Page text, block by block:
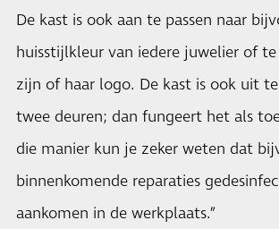
De kast is ook aan te passen naar
huisstijlkleur van iedere juwelier of
zijn of haar logo. De kast is ook uit
twee deuren; dan fungeert het als
die manier kun je zeker weten dat
binnenkomende reparaties
aankomen in de werkplaats.”